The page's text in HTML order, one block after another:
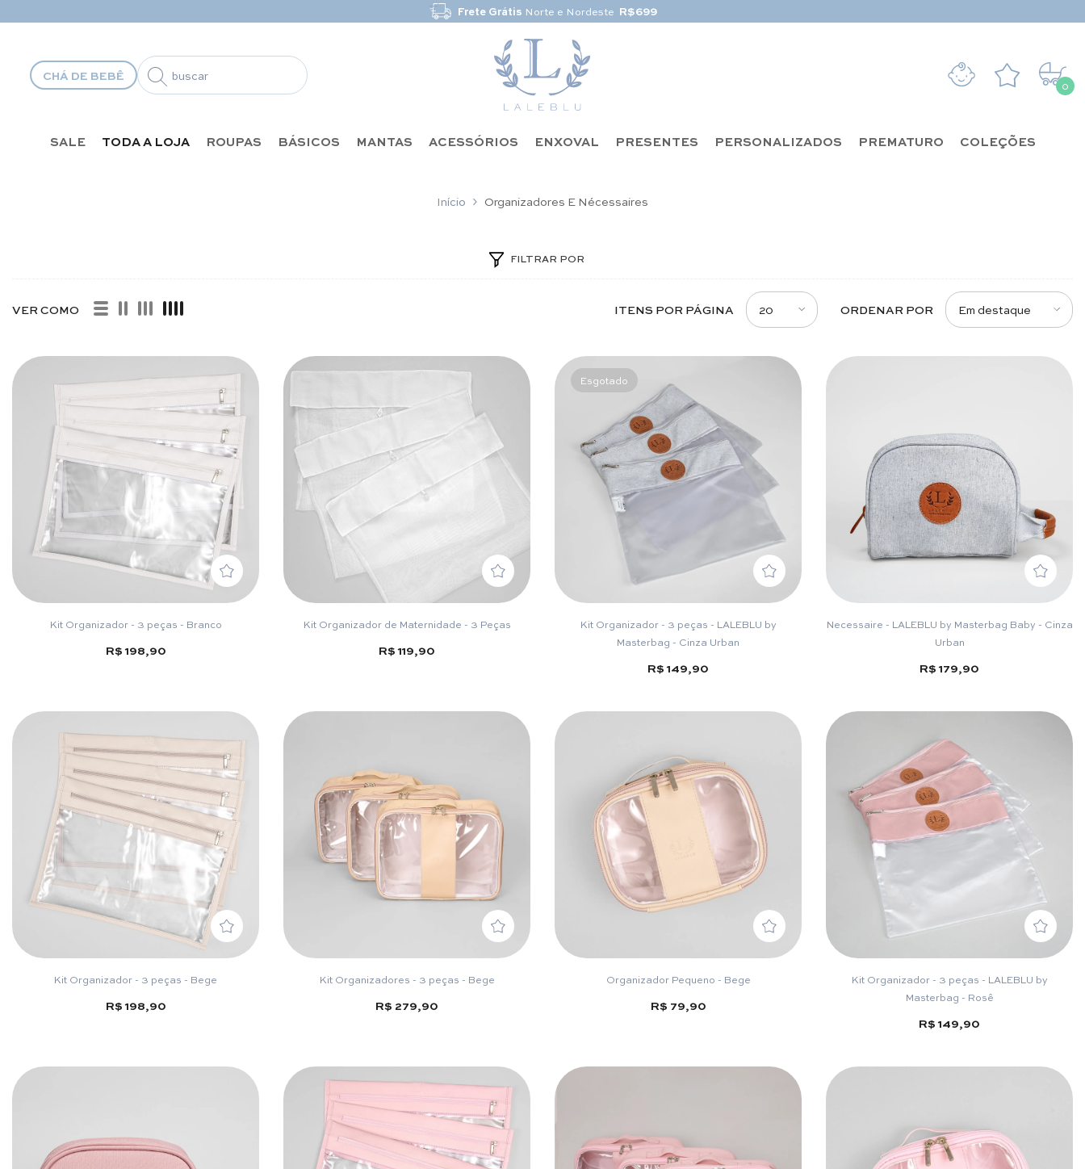
Frete Grátis Norte e Nordeste R$699
CHÁ DE BEBÊ
0
0
SALE TODA A LOJA ROUPAS BÁSICOS MANTAS ACESSÓRIOS ENXOVAL PRESENTES PERSONALIZADOS PREMATURO COLEÇÕES
Início Organizadores E Nécessaires
FILTRAR POR
VER COMO ITENS POR PÁGINA 20 ORDENAR POR Em destaque
Kit Organizador - 3 peças - Branco
R$ 198,90
Kit Organizador de Maternidade - 3 Peças
R$ 119,90
Esgotado
Kit Organizador - 3 peças - LALEBLU by
Masterbag - Cinza Urban
R$ 149,90
Necessaire - LALEBLU by Masterbag Baby - Cinza
Urban
R$ 179,90
Kit Organizador - 3 peças - Bege
R$ 198,90
Kit Organizadores - 3 peças - Bege
R$ 279,90
Organizador Pequeno - Bege
R$ 79,90
Kit Organizador - 3 peças - LALEBLU by
Masterbag - Rosê
R$ 149,90